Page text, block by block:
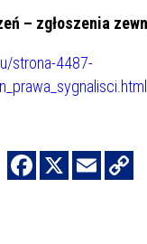
– zgłoszenia
strona-4487-